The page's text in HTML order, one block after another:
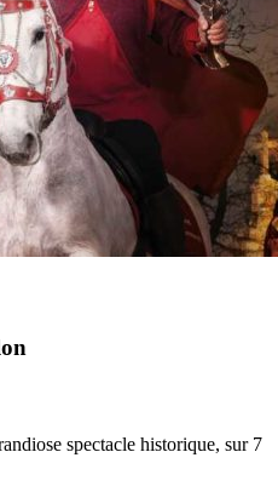
spectacle historique, sur 7